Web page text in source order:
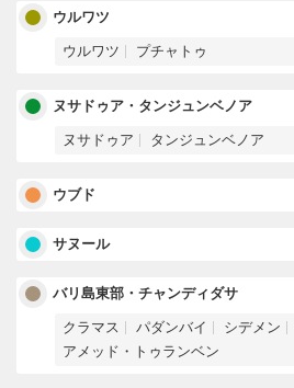
ウルワツ
ウルワツ プチャトゥ
ヌサドゥア・タンジュンベノア
ヌサドゥア タンジュンベノア
ウブド
サヌール
バリ島東部・チャンディダサ
クラマス パダンバイ シデメン
アメッド・トゥランベン